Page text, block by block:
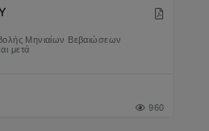
Μηνιαίων Βεβαιώσεων
μετά
960